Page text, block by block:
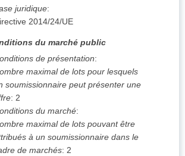
juridique:
2014/24/UE
du marché public
de présentation:
maximal de lots pour lesquels
soumissionnaire peut présenter une
: 2
du marché:
maximal de lots pouvant être
à un soumissionnaire dans le
de marchés: 2